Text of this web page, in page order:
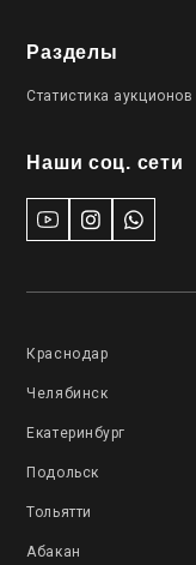
Разделы
Статистика аукционов
Наши соц. сети
Краснодар
Челябинск
Екатеринбург
Подольск
Тольятти
Абакан